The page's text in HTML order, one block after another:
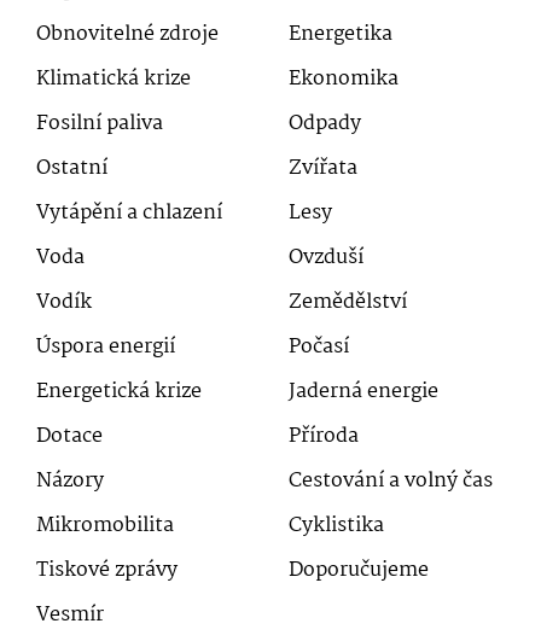
Obnovitelné zdroje
Energetika
Klimatická krize
Ekonomika
Fosilní paliva
Odpady
Ostatní
Zvířata
Vytápění a chlazení
Lesy
Voda
Ovzduší
Vodík
Zemědělství
Úspora energií
Počasí
Energetická krize
Jaderná energie
Dotace
Příroda
Názory
Cestování a volný čas
Mikromobilita
Cyklistika
Tiskové zprávy
Doporučujeme
Vesmír